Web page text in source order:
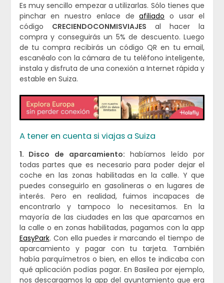
Es muy sencillo empezar a utilizarlas. Sólo tienes que
pinchar en nuestro enlace deafiliado o usar el
código CRECIENDOCONMISVIAJES al hacer la
compra y conseguirás un 5% de descuento. Luego
de tu compra recibirás un código QR en tu email,
escanéalo con la cámara de tu teléfono inteligente,
instala y disfruta de una conexión a Internet rápida y
estable en Suiza.
A tener en cuenta si viajas a Suiza
1. Disco de aparcamiento: habíamos leído por
todas partes que es necesario para poder dejar el
coche en las zonas habilitadas en la calle. Y que
puedes conseguirlo en gasolineras o en lugares de
interés. Pero en realidad, fuimos incapaces de
encontrarlo y tampoco lo necesitamos. En la
mayoría de las ciudades en las que aparcamos en
la calle o en zonas habilitadas, pagamos con la app
EasyPark. Con ella puedes ir marcando el tiempo de
aparcamiento y pagar con tu tarjeta. También
había parquímetros o bien, en ellos te indicaba con
qué aplicación podías pagar. En Basilea por ejemplo,
nos descargamos la app del ayuntamiento que era